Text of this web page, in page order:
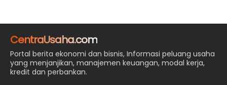
CentraUsaha.com
Portal berita ekonomi dan bisnis, Informasi peluang usaha
yang menjanjikan, manajemen keuangan, modal kerja,
kredit dan perbankan.